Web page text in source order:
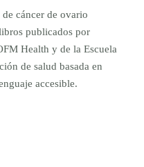
cáncer de ovario
publicados por
Health y de la Escuela
de salud basada en
accesible.